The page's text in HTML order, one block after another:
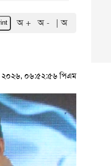
অ + অ - | অ
২০২৬, ০৬:৫২:৫৬ পিএম